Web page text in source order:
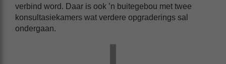
verbind word. Daar is ook ’n buitegebou met twee
konsultasiekamers wat verdere opgraderings sal
ondergaan.